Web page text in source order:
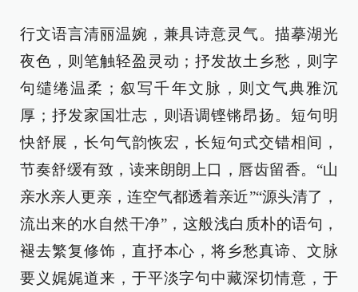
行文语言清丽温婉，兼具诗意灵气。描摹湖光
夜色，则笔触轻盈灵动；抒发故土乡愁，则字
句缱绻温柔；叙写千年文脉，则文气典雅沉
厚；抒发家国壮志，则语调铿锵昂扬。短句明
快舒展，长句气韵恢宏，长短句式交错相间，
节奏舒缓有致，读来朗朗上口，唇齿留香。“山
亲水亲人更亲，连空气都透着亲近”“源头清了，
流出来的水自然干净”，这般浅白质朴的语句，
褪去繁复修饰，直抒本心，将乡愁真谛、文脉
要义娓娓道来，于平淡字句中藏深切情意，于